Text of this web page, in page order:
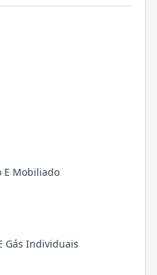
E Mobiliado
Gás Individuais